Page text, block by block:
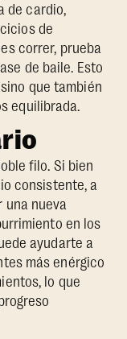
de cardio,
de
correr, prueba
de baile. Esto
que también
equilibrada.
filo. Si bien
consistente, a
una nueva
en los
ayudarte a
más enérgico
lo que